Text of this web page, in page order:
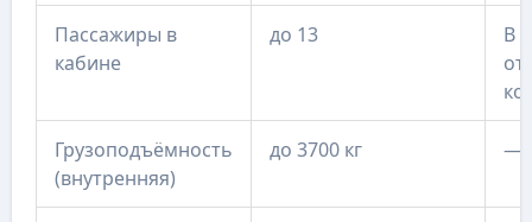
Пассажиры в
кабине
до 13
В
от
Грузоподъёмность
(внутренняя)
до 3700 кг —